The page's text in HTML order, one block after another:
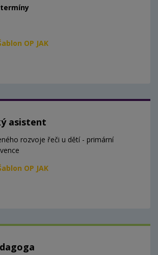
OP JAK
asistent
rozvoje řeči u dětí - primární
OP JAK